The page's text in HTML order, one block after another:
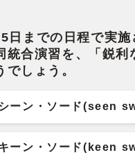
日までの日程で実施
統合演習を、「鋭利
しょう。
ーン・ソード(seen
ーン・ソード(keen